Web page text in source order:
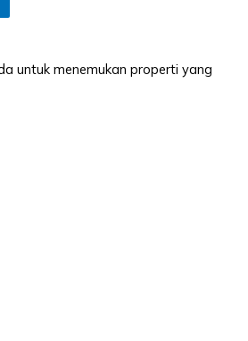
untuk menemukan properti yang